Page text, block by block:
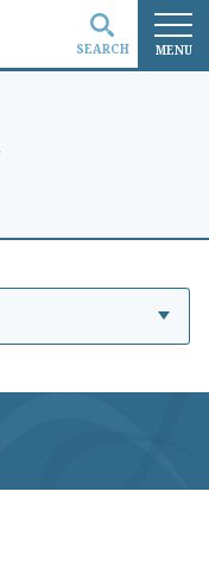
MENU
SEARCH